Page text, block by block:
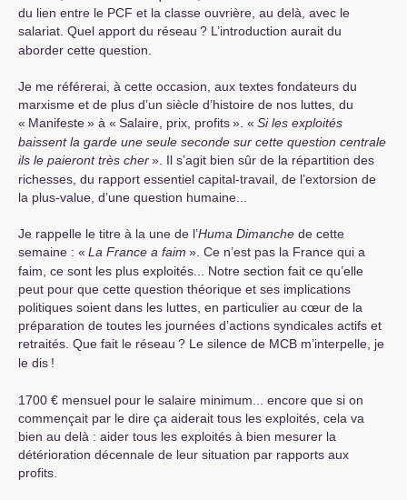
du lien entre le PCF et la classe ouvrière, au delà, avec le
salariat. Quel apport du réseau ? L’introduction aurait du
aborder cette question.
Je me référerai, à cette occasion, aux textes fondateurs du
marxisme et de plus d’un siècle d’histoire de nos luttes, du
« Manifeste» à « Salaire, prix, profits». « Si les exploités
baissent la garde une seule seconde sur cette question centrale
ils le paieront très cher». Il s’agit bien sûr de la répartition des
richesses, du rapport essentiel capital-travail, de l’extorsion de
la plus-value, d’une question humaine...
Je rappelle le titre à la une de l’Huma Dimanche de cette
semaine : « La France a faim ». Ce n’est pas la France qui a
faim, ce sont les plus exploités... Notre section fait ce qu’elle
peut pour que cette question théorique et ses implications
politiques soient dans les luttes, en particulier au cœur de la
préparation de toutes les journées d’actions syndicales actifs et
retraités. Que fait le réseau ? Le silence de MCB m’interpelle, je
le dis !
1700 € mensuel pour le salaire minimum... encore que si on
commençait par le dire ça aiderait tous les exploités, cela va
bien au delà : aider tous les exploités à bien mesurer la
détérioration décennale de leur situation par rapports aux
profits.